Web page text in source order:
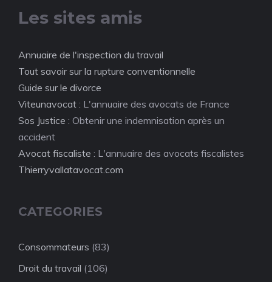
Les sites amis
Annuaire de l'inspection du travail
Tout savoir sur la rupture conventionnelle
Guide sur le divorce
Viteunavocat : L'annuaire des avocats de France
Sos Justice : Obtenir une indemnisation après un
accident
Avocat fiscaliste : L'annuaire des avocats fiscalistes
Thierryvallatavocat.com
CATEGORIES
Consommateurs (83)
Droit du travail (106)